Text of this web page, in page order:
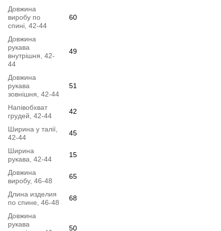
Довжина
виробу по
спині, 42-44
60
Довжина
рукава
внутрішня, 42-
44
49
Довжина
рукава
зовнішня, 42-44
51
Напівобхват
грудей, 42-44
42
Ширина у талії,
42-44
45
Ширина
рукава, 42-44
15
Довжина
виробу, 46-48
65
Длина изделия
по спине, 46-48
68
Довжина
рукава
50